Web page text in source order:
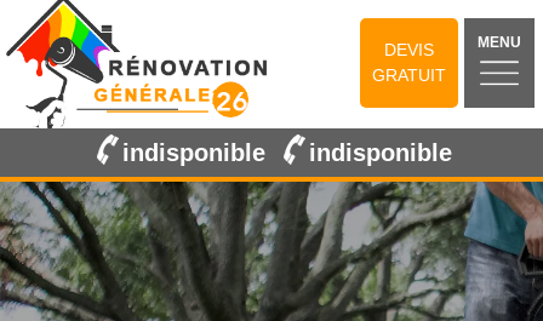
DEVIS
GRATUIT
MENU
indisponible indisponible